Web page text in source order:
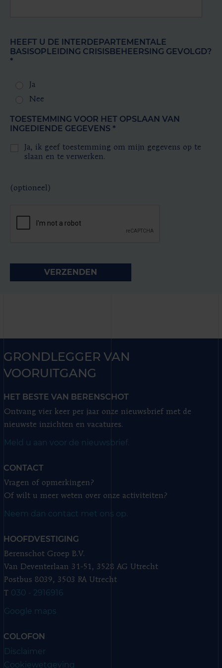
HEEFT U DE INTERDEPARTEMENTALE
BASISOPLEIDING CRISISBEHEERSING GEVOLGD?
*
Ja
Nee
TOESTEMMING VOOR HET OPSLAAN VAN
INGEDIENDE GEGEVENS *
Ja, ik geef toestemming om mijn gegevens op te
slaan en te verwerken.
(optioneel)
GRONDLEGGER VAN
VOORUITGANG
HET BESTE VAN BERENSCHOT
Ontvang vier keer per jaar onze nieuwsbrief met de
nieuwste inzichten en vacatures.
Meld u aan voor de nieuwsbrief.
CONTACT
Vragen of opmerkingen?
Of wilt u meer weten over onze activiteiten?
Neem dan contact met ons op.
HOOFDVESTIGING
Berenschot Groep B.V.
Van Deventerlaan 31-51, 3528 AG Utrecht
Postbus 8039, 3503 RA Utrecht
T 030 - 2916916
Google maps
COLOFON
Disclaimer
Cookiewetgeving